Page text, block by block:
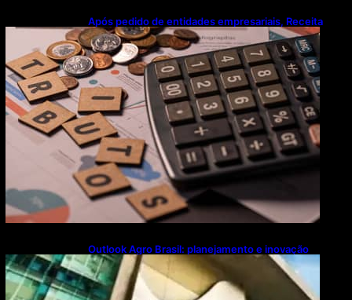
Após pedido de entidades empresariais, Receita
flexibiliza regras da Reforma Tributária
Outlook Agro Brasil: planejamento e inovação
pautam debates sobre futuro do agronegócio